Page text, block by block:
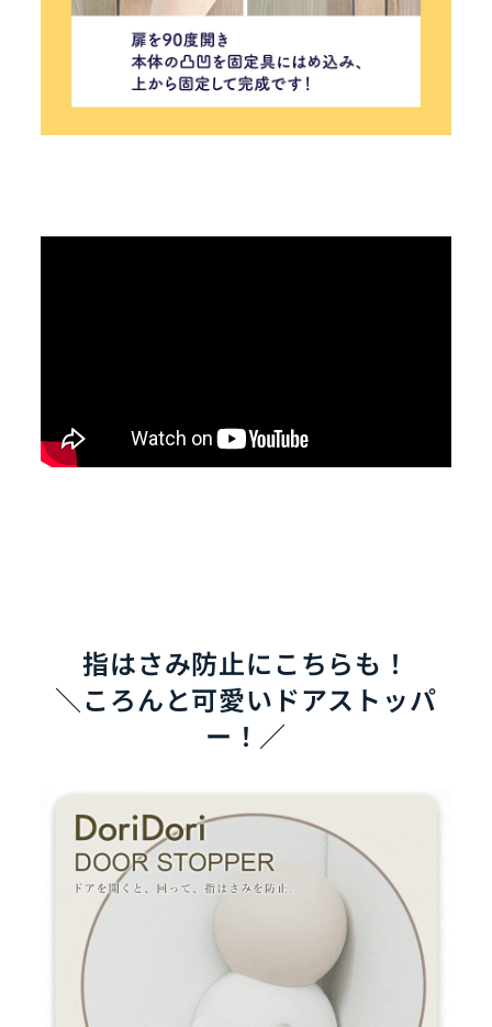
指はさみ防止にこちらも！
＼ころんと可愛いドアストッパ
ー！／